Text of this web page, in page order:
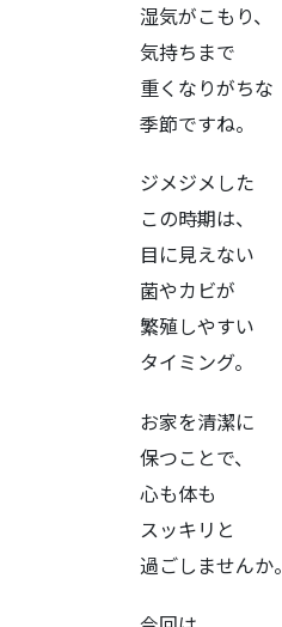
湿気がこもり、
気持ちまで
重くなりがちな
季節ですね。
ジメジメした
この時期は、
目に見えない
菌やカビが
繁殖しやすい
タイミング。
お家を清潔に
保つことで、
心も体も
スッキリと
過ごしませんか。